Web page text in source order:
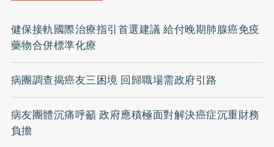
健保接軌國際治療指引首選建議 給付晚期肺腺癌免疫
藥物合併標準化療
病團調查揭癌友三困境 回歸職場需政府引路
病友團體沉痛呼籲 政府應積極面對解決癌症沉重財務
負擔